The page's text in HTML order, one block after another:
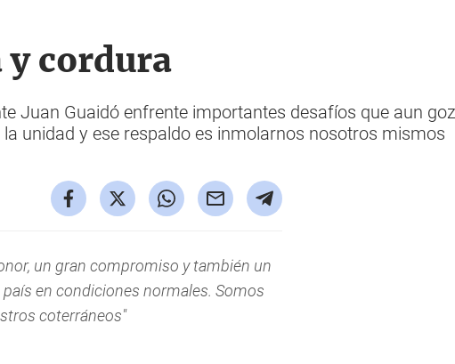
y cordura
Juan Guaidó enfrente importantes desafíos que aun
unidad y ese respaldo es inmolarnos nosotros mismos
un gran compromiso y también un
en condiciones normales. Somos
coterráneos"